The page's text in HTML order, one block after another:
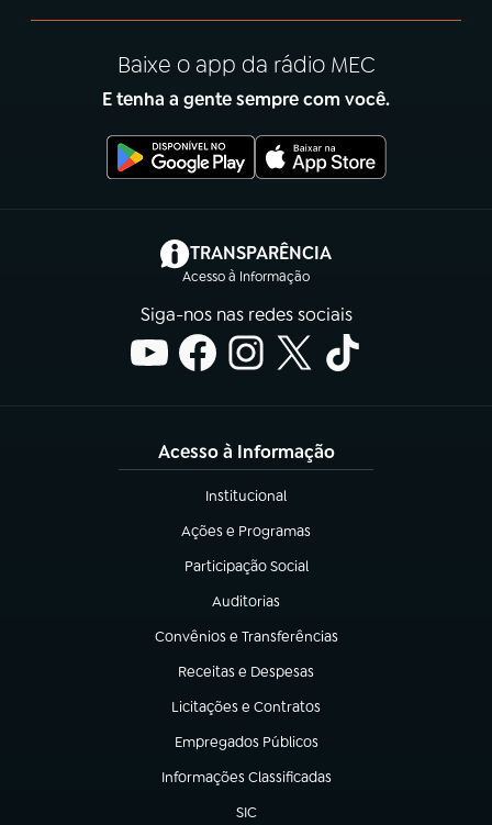
Baixe o app da rádio MEC
E tenha a gente sempre com você.
TRANSPARÊNCIA
Acesso à Informação
(abre em nova aba)
Siga-nos nas redes sociais
Acesso à Informação
Institucional
(abre em nova aba)
Ações e Programas
(abre em nova aba)
Participação Social
(abre em nova aba)
Auditorias
(abre em nova aba)
Convênios e Transferências
(abre em nova aba)
Receitas e Despesas
(abre em nova aba)
Licitações e Contratos
(abre em nova aba)
Empregados Públicos
(abre em nova aba)
Informações Classificadas
(abre em nova aba)
SIC
(abre em nova aba)